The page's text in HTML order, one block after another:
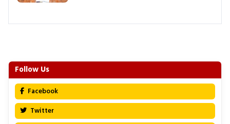
Follow Us
Facebook
Twitter